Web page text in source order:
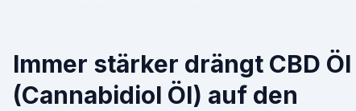
Immer stärker drängt CBD Öl
(Cannabidiol Öl) auf den